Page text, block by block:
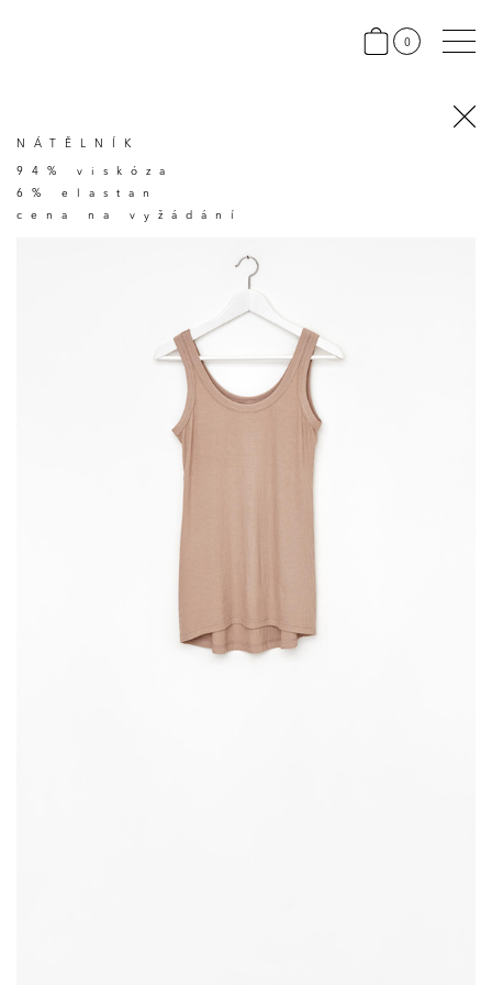
0
NÁTĚLNÍK
94% viskóza
6% elastan
cena na vyžádání